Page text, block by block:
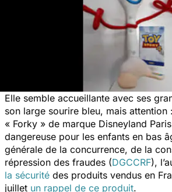
Elle semble accueillante avec ses
son large sourire bleu, mais attention
« Forky » de marque Disneyland
dangereuse pour les enfants en bas
générale de la concurrence, de la
répression des fraudes (DGCCRF),
la sécurité des produits vendus en
juillet un rappel de ce produit.